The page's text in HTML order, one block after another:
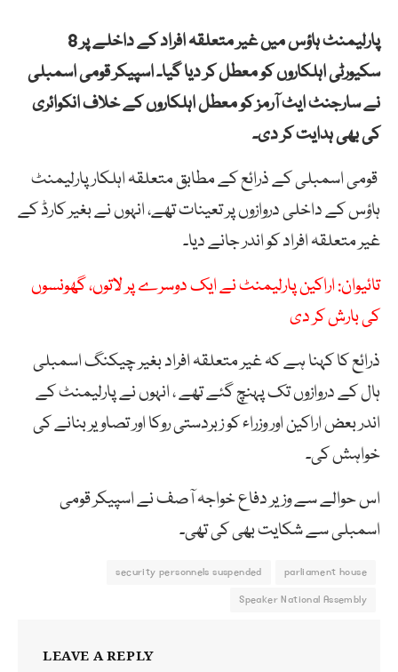
پارلیمنٹ ہاؤس میں غیر متعلقہ افراد کے داخلے پر 8
سکیورٹی اہلکاروں کو معطل کر دیا گیا۔ اسپیکر قومی اسمبلی
نے سارجنٹ ایٹ آرمز کو معطل اہلکاروں کے خلاف انکوائری
کی بھی ہدایت کر دی۔
قومی اسمبلی کے ذرائع کے مطابق متعلقہ اہلکار پارلیمنٹ
ہاؤس کے داخلی دروازوں پر تعینات تھے، انہوں نے بغیر کارڈ کے
غیر متعلقہ افراد کو اندر جانے دیا۔
تائیوان: اراکین پارلیمنٹ نے ایک دوسرے پر لاتوں، گھونسوں
کی بارش کر دی
ذرائع کا کہنا ہے کہ غیر متعلقہ افراد بغیر چیکنگ اسمبلی
ہال کے دروازوں تک پہنچ گئے تھے ، انہوں نے پارلیمنٹ کے
اندر بعض اراکین اور وزراء کو زبردستی روکا اور تصاویر بنانے کی
خواہش کی۔
اس حوالے سے وزیر دفاع خواجہ آصف نے اسپیکر قومی
اسمبلی سے شکایت بھی کی تھی۔
parliament house
security personnels suspended
Speaker National Assembly
LEAVE A REPLY